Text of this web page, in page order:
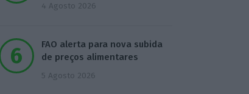
4 Agosto 2026
FAO alerta para nova subida
de preços alimentares
5 Agosto 2026